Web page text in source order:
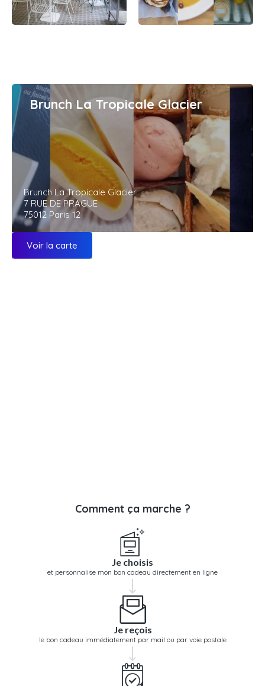
Brunch La Tropicale Glacier
Brunch La Tropicale Glacier
7 RUE DE PRAGUE
75012 Paris 12
Voir la carte
Comment ça marche ?
Je choisis
et personnalise mon bon cadeau directement en ligne
Je reçois
le bon cadeau immédiatement par mail ou par voie postale